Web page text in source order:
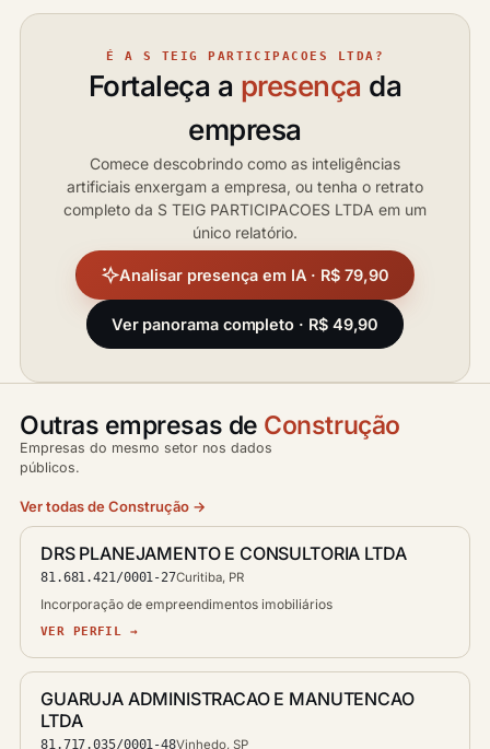
É A S TEIG PARTICIPACOES LTDA?
Fortaleça a presença da
empresa
Comece descobrindo como as inteligências
artificiais enxergam a empresa, ou tenha o retrato
completo da S TEIG PARTICIPACOES LTDA em um
único relatório.
Analisar presença em IA · R$ 79,90
Ver panorama completo · R$ 49,90
Outras empresas de Construção
Empresas do mesmo setor nos dados
públicos.
Ver todas de Construção →
DRS PLANEJAMENTO E CONSULTORIA LTDA
81.681.421/0001-27Curitiba, PR
Incorporação de empreendimentos imobiliários
VER PERFIL →
GUARUJA ADMINISTRACAO E MANUTENCAO
LTDA
81.717.035/0001-48Vinhedo, SP